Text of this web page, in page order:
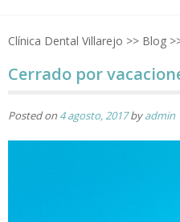
Clínica Dental Villarejo >> Blog
Cerrado por
Posted on 4 agosto, 2017byadmin